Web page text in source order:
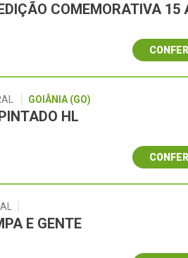
COMEMORATIVA 15
GOIÂNIA (GO)
HL
E GENTE